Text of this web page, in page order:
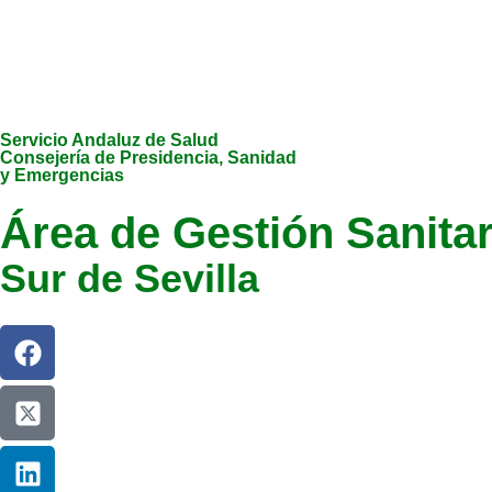
Servicio Andaluz de Salud
Consejería de Presidencia, Sanidad
y Emergencias
Área de Gestión
Sur de Sevilla